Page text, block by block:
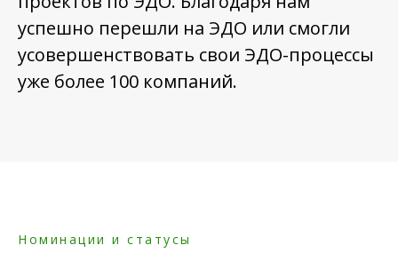
успешно перешли на ЭДО или смогли
усовершенствовать свои ЭДО-процессы
уже более 100 компаний.
Номинации и статусы